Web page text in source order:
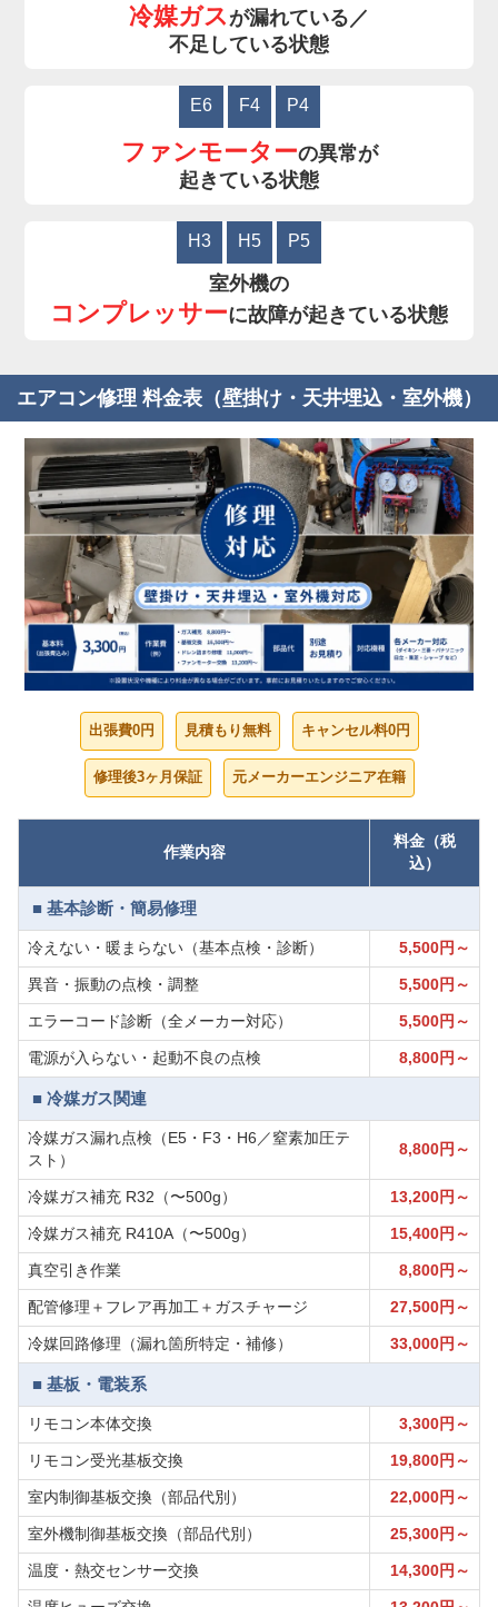
冷媒ガス が漏れている／
不足している状態
E6 F4 P4
ファンモーターの異常が
起きている状態
H3 H5 P5
室外機の
コンプレッサーに故障が起きている状態
エアコン修理 料金表（壁掛け・天井埋込・室外機）
出張費0円 見積もり無料 キャンセル料0円
修理後3ヶ月保証 元メーカーエンジニア在籍
作業内容
料金（税
込）
■ 基本診断・簡易修理
冷えない・暖まらない（基本点検・診断） 5,500円～
異音・振動の点検・調整 5,500円～
エラーコード診断（全メーカー対応） 5,500円～
電源が入らない・起動不良の点検 8,800円～
■ 冷媒ガス関連
冷媒ガス漏れ点検（E5・F3・H6／窒素加圧テ
スト）
8,800円～
冷媒ガス補充 R32（〜500g） 13,200円～
冷媒ガス補充 R410A（〜500g） 15,400円～
真空引き作業 8,800円～
配管修理＋フレア再加工＋ガスチャージ 27,500円～
冷媒回路修理（漏れ箇所特定・補修） 33,000円～
■ 基板・電装系
リモコン本体交換 3,300円～
リモコン受光基板交換 19,800円～
室内制御基板交換（部品代別） 22,000円～
室外機制御基板交換（部品代別） 25,300円～
温度・熱交センサー交換 14,300円～